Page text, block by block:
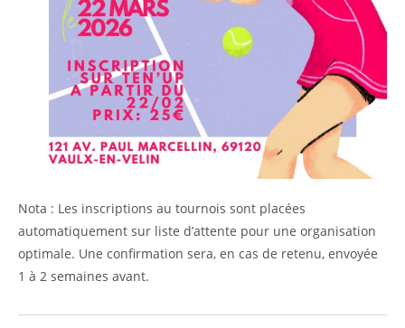
Nota : Les inscriptions au tournois sont placées
automatiquement sur liste d’attente pour une organisation
optimale. Une confirmation sera, en cas de retenu, envoyée
1 à 2 semaines avant.